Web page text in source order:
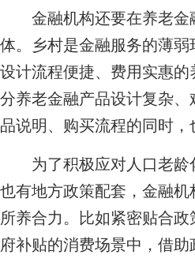
金融机构还要在养老金
体。乡村是金融服务的薄
设计流程便捷、费用实惠
分养老金融产品设计复杂
品说明、购买流程的同时
为了积极应对人口老龄
也有地方政策配套，金融
所养合力。比如紧密贴合
府补贴的消费场景中，借